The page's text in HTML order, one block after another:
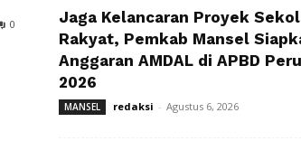
0
Jaga Kelancaran Proyek
Rakyat, Pemkab Mansel
Anggaran AMDAL di APBD
2026
MANSEL redaksi - Agustus 6, 2026